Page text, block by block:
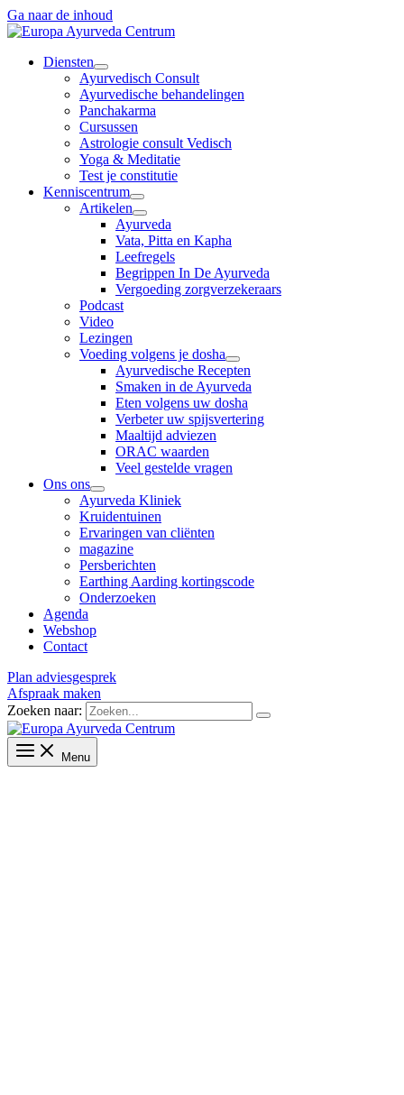
Ga naar de inhoud
Diensten
Ayurvedisch Consult
Ayurvedische behandelingen
Panchakarma
Cursussen
Astrologie consult Vedisch
Yoga & Meditatie
Test je constitutie
Kenniscentrum
Artikelen
Ayurveda
Vata, Pitta en Kapha
Leefregels
Begrippen In De Ayurveda
Vergoeding zorgverzekeraars
Podcast
Video
Lezingen
Voeding volgens je dosha
Ayurvedische Recepten
Smaken in de Ayurveda
Eten volgens uw dosha
Verbeter uw spijsvertering
Maaltijd adviezen
ORAC waarden
Veel gestelde vragen
Ons ons
Ayurveda Kliniek
Kruidentuinen
Ervaringen van cliënten
magazine
Persberichten
Earthing Aarding kortingscode
Onderzoeken
Agenda
Webshop
Contact
Plan adviesgesprek
Afspraak maken
Zoeken naar:
Menu